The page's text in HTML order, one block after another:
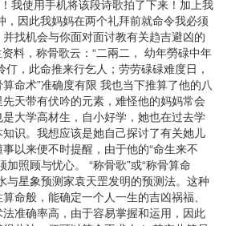
我使用手机将该段诗歌拍了下来！加上我
，因此我妈妈在两个礼拜前就命令我必须
找机会与你面对面讨教有关趋吉避凶的
料，称骨歌云：“二兩二， 幼年勞碌中年
，此命推来行乞人；劳劳碌碌难度日，
命术”准确度有限 我也当下推算了他的八
天带有伏吟的元素，难怪他的妈妈常会
大学高材生，自小好学，她也在过去学
识。我想应该是她自己探讨了有关她儿
以来便不时提醒，由于他的“命生来不
照顾与忧心。 “称骨歌”或“称骨算命
与星象预测家袁天罡发明的预测法。这种
命般，能确定一个人一生的吉凶祸福、
准确率高，由于容易掌握和运用，因此